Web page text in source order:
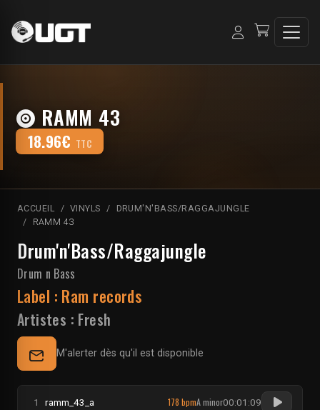
RAMM 43
18.96€ TTC
ACCUEIL VINYLS
DRUM'N'BASS/RAGGAJUNGLE
RAMM 43
Drum'n'Bass/Raggajungle
Drum n Bass
Label : Ram records
Artistes : Fresh
M'alerter dès qu'il est disponible
1 ramm_43_a 178 bpmA minor00:01:09